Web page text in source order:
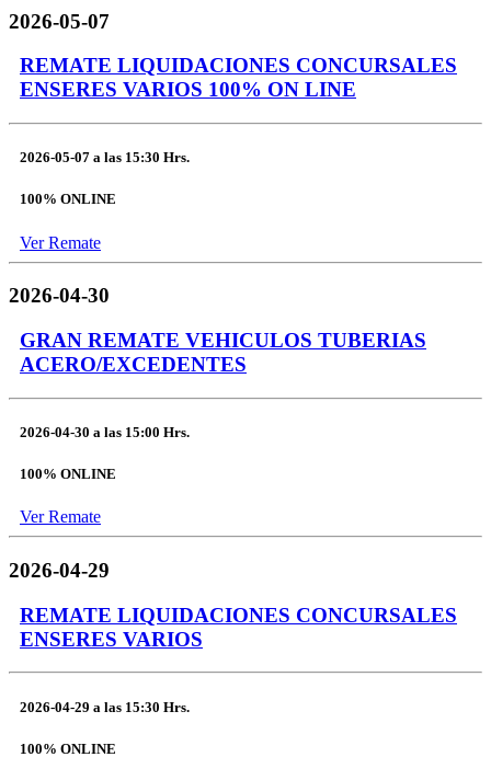
2026-05-07
REMATE LIQUIDACIONES CONCURSALES
ENSERES VARIOS 100% ON LINE
2026-05-07 a las 15:30 Hrs.
100% ONLINE
Ver Remate
2026-04-30
GRAN REMATE VEHICULOS TUBERIAS
ACERO/EXCEDENTES
2026-04-30 a las 15:00 Hrs.
100% ONLINE
Ver Remate
2026-04-29
REMATE LIQUIDACIONES CONCURSALES
ENSERES VARIOS
2026-04-29 a las 15:30 Hrs.
100% ONLINE